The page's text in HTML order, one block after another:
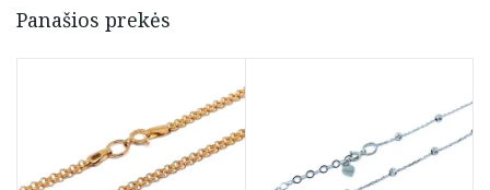
Panašios prekės